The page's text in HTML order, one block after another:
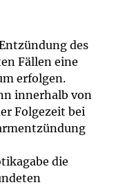
des
Fällen eine
erfolgen.
innerhalb von
Folgezeit bei
die